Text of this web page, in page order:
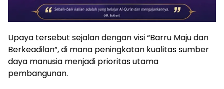
Upaya tersebut sejalan dengan visi “Barru Maju dan
Berkeadilan”, di mana peningkatan kualitas sumber
daya manusia menjadi prioritas utama
pembangunan.